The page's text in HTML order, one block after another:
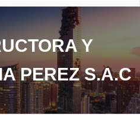
Y
PEREZ S.A.C